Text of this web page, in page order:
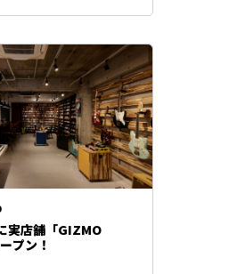
実店舗「GIZMO
プン！